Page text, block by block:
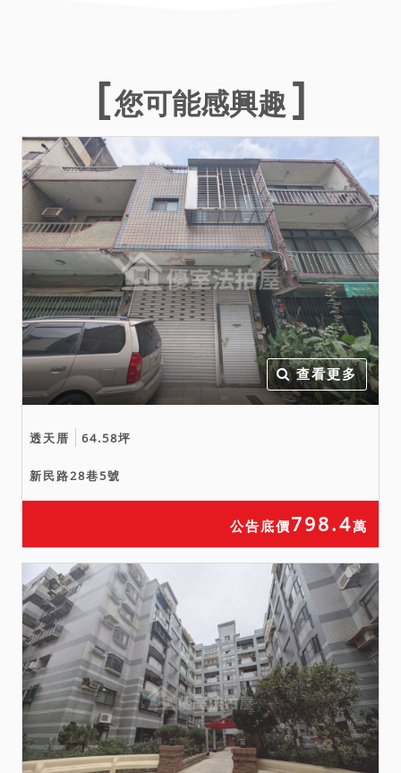
萬元。
四、拍定後抵押權塗銷。
五、本件為集合式住宅，土
地及建物應併同移轉，且５
０７、５０７─２９、５０
７─３０、５０７─３１、５
０７─３２、５０７─３３、
５０７─３４、５０７─３
５、５０７─３６、５０７─
３７、５４３、５４３─２
１、５４３─２２地號土
地，同為本件建物之建築基
地，已為社區公共設施之一
部分，及作為社區道路使
４３地號土地登記謄本記載
「依地籍圖計算之面積與登
記面積不符，尚在處理中，
實際面積以土地複丈結果為
準」等語，拍定人不得以將
來複丈結果與本次所載面積
不符，請求撤銷拍定、減少
價金或其他損害賠償。
七、法院已儘量將調查所得
之輻射屋、海砂屋、地震受
創、嚴重漏水、火災受損、
您可能感興趣
查看更多
透天厝 64.58坪
新民路28巷5號
公告底價798.4萬